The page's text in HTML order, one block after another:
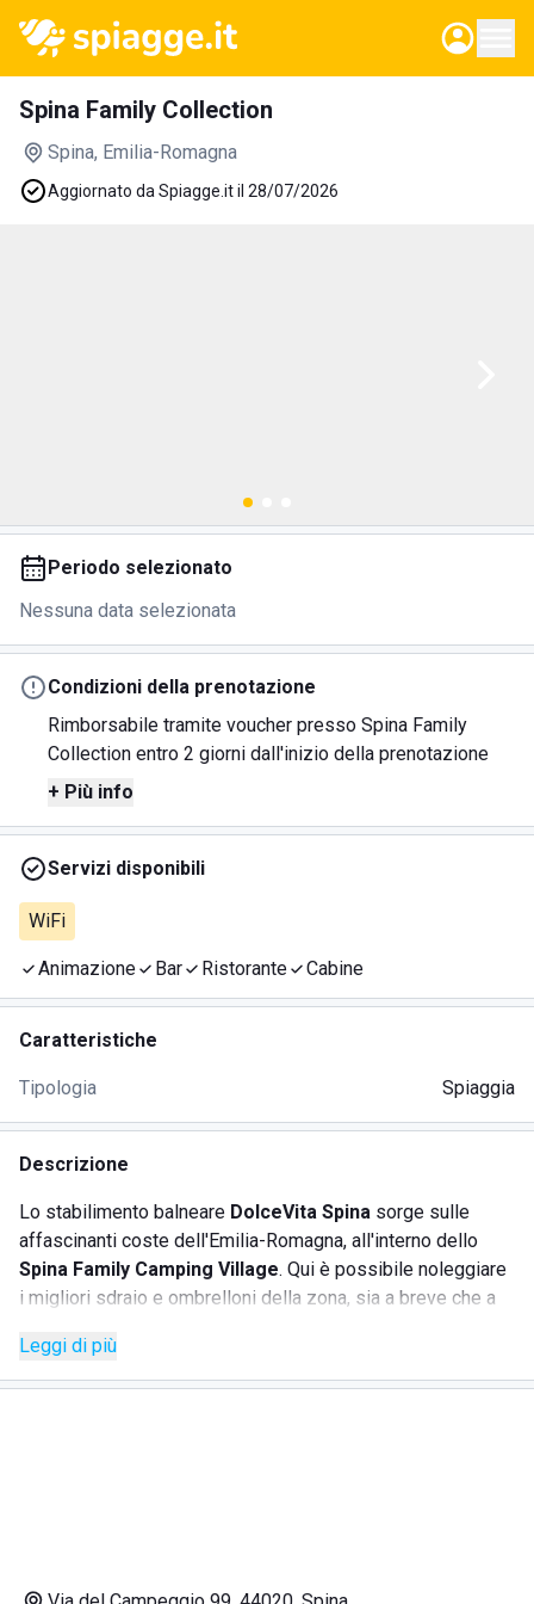
Spina Family Collection
Spina, Emilia-Romagna
Aggiornato da Spiagge.it il 28/07/2026
Periodo selezionato
Nessuna data selezionata
Condizioni della prenotazione
Rimborsabile tramite voucher presso Spina Family
Collection entro 2 giorni dall'inizio della prenotazione
+ Più info
Servizi disponibili
WiFi
Animazione Bar Ristorante Cabine
Caratteristiche
Tipologia Spiaggia
Descrizione
Lo stabilimento balneare DolceVita Spina sorge sulle
affascinanti coste dell'Emilia-Romagna, all'interno dello
Spina Family Camping Village. Qui è possibile noleggiare
i migliori sdraio e ombrelloni della zona, sia a breve che a
noleggiare cabine per mettere al sicuro i propri effetti
personali. Tra gli altri servizi offerti ci sono docce calde,
Leggi di più